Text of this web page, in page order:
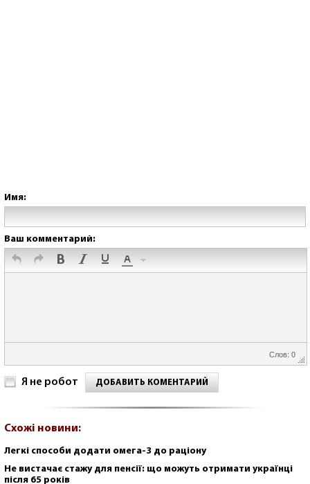
Имя:
Ваш комментарий:
Слов: 0
Я не робот ДОБАВИТЬ КОМЕНТАРИЙ
Схожі новини:
Легкі способи додати омега-3 до раціону
Не вистачає стажу для пенсії: що можуть отримати українці
після 65 років